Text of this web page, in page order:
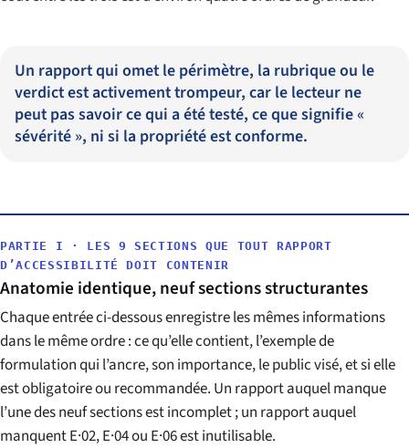
Un rapport qui omet le périmètre, la rubrique ou le
verdict est activement trompeur, car le lecteur ne
peut pas savoir ce qui a été testé, ce que signifie «
sévérité », ni si la propriété est conforme.
PARTIE I · LES 9 SECTIONS QUE TOUT RAPPORT
D’ACCESSIBILITÉ DOIT CONTENIR
Anatomie identique, neuf sections structurantes
Chaque entrée ci-dessous enregistre les mêmes informations
dans le même ordre : ce qu’elle contient, l’exemple de
formulation qui l’ancre, son importance, le public visé, et si elle
est obligatoire ou recommandée. Un rapport auquel manque
l’une des neuf sections est incomplet ; un rapport auquel
manquent E·02, E·04 ou E·06 est inutilisable.